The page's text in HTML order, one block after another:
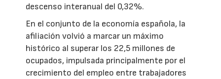
descenso interanual del 0,32%.
En el conjunto de la economía española, la
afiliación volvió a marcar un máximo
histórico al superar los 22,5 millones de
ocupados, impulsada principalmente por el
crecimiento del empleo entre trabajadores